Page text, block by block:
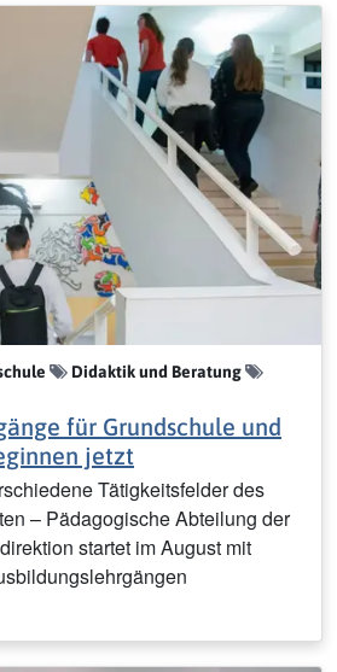
Didaktik und Beratung
für Grundschule und
jetzt
Tätigkeitsfelder des
– Pädagogische Abteilung der
startet im August mit